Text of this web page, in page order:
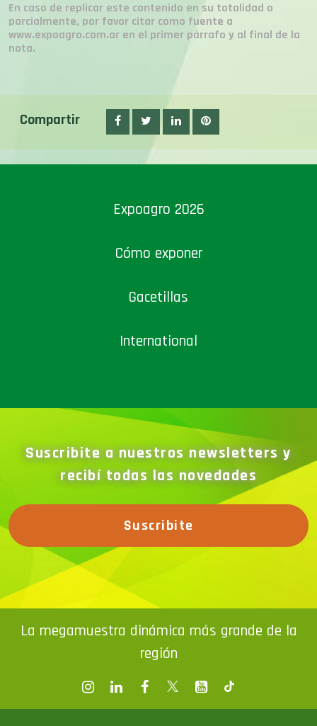
En caso de replicar este contenido en su totalidad o
parcialmente, por favor citar como fuente a
www.expoagro.com.ar en el primer párrafo y al final de la
nota.
Compartir
Expoagro 2026
Cómo exponer
Gacetillas
International
Suscribite a nuestros newsletters y
recibí todas las novedades
Suscribite
La megamuestra dinámica más grande de la
región